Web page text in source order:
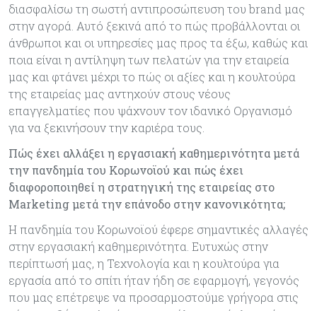
διασφαλίσω τη σωστή αντιπροσώπευση του brand μας
στην αγορά. Αυτό ξεκινά από το πώς προβάλλονται οι
άνθρωποι και οι υπηρεσίες μας προς τα έξω, καθώς και
ποια είναι η αντίληψη των πελατών για την εταιρεία
μας και φτάνει μέχρι το πώς οι αξίες και η κουλτούρα
της εταιρείας μας αντηχούν στους νέους
επαγγελματίες που ψάχνουν τον ιδανικό Οργανισμό
για να ξεκινήσουν την καριέρα τους.
Πώς έχει αλλάξει η εργασιακή καθημερινότητα μετά
την πανδημία του Κορωνοϊού και πώς έχει
διαφοροποιηθεί η στρατηγική της εταιρείας στο
Μarketing μετά την επάνοδο στην κανονικότητα;
Η πανδημία του Κορωνοϊού έφερε σημαντικές αλλαγές
στην εργασιακή καθημερινότητα. Ευτυχώς στην
περίπτωσή μας, η Τεχνολογία και η κουλτούρα για
εργασία από το σπίτι ήταν ήδη σε εφαρμογή, γεγονός
που μας επέτρεψε να προσαρμοστούμε γρήγορα στις